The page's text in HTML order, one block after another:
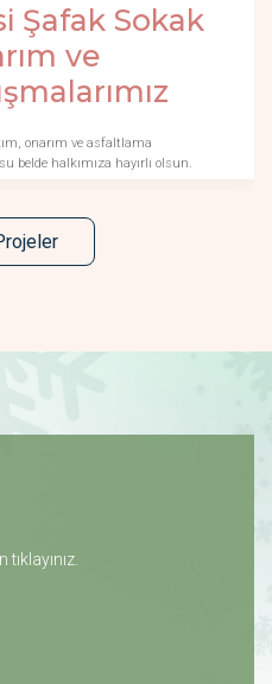
Şafak Sokak
ve
onarım ve asfaltlama
belde halkımıza hayırlı olsun.